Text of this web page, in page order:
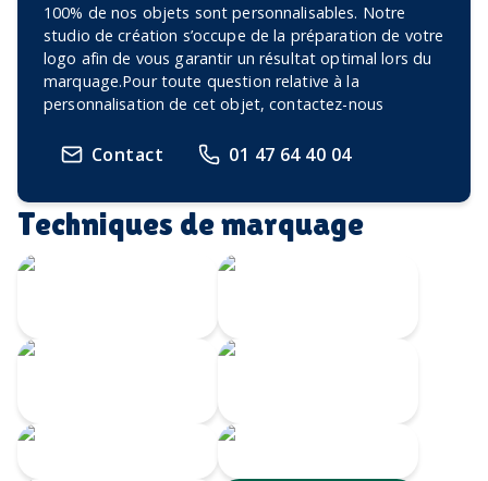
100% de nos objets sont personnalisables. Notre
studio de création s’occupe de la préparation de votre
logo afin de vous garantir un résultat optimal lors du
marquage.Pour toute question relative à la
personnalisation de cet objet, contactez-nous
Contact 01 47 64 40 04
Techniques de marquage